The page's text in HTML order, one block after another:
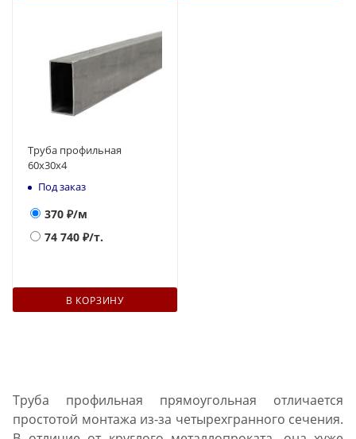
Труба профильная
60х30х4
Под заказ
370 ₽/м
74 740 ₽/т.
В КОРЗИНУ
Труба профильная прямоугольная отличается
простотой монтажа из-за четырехгранного сечения.